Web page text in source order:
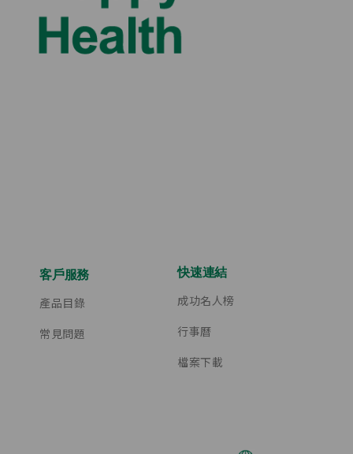
客戶服務
產品目錄
常見問題
快速連結
成功名人榜
行事曆
檔案下載